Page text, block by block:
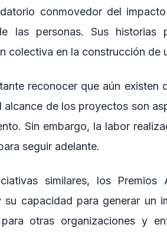
conmovedor del
las personas. Sus historias
colectiva en la construcción de
reconocer que aún existen
de los proyectos son
Sin embargo, la labor
seguir adelante.
similares, los Premios
capacidad para generar un
otras organizaciones y